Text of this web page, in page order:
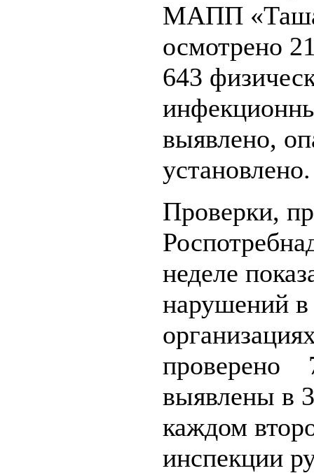
МАПП
осмотрено
643
выявлено,
установлено.
Проверки,
неделе
нарушений в
проверено
выявлены в
каждом
инспекции